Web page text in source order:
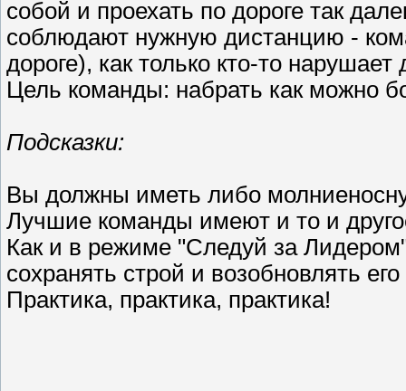
собой и проехать по дороге так
соблюдают нужную дистанцию -
дороге), как только кто-то
Цель команды: набрать как можно
Подсказки:
Вы должны иметь либо
Лучшие команды имеют и то и
Как и в режиме "Следуй за
сохранять строй и возобновлять
Практика, практика, практика!